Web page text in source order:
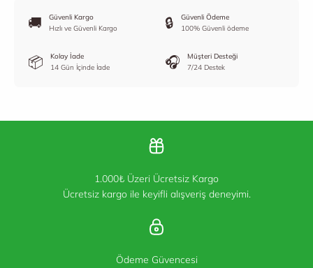
🚚
Güvenli Kargo
Hızlı ve Güvenli Kargo
🔒
Güvenli Ödeme
100% Güvenli ödeme
📦
Kolay İade
14 Gün İçinde İade
🎧
Müşteri Desteği
7/24 Destek
1.000₺ Üzeri Ücretsiz Kargo
Ücretsiz kargo ile keyifli alışveriş deneyimi.
Ödeme Güvencesi